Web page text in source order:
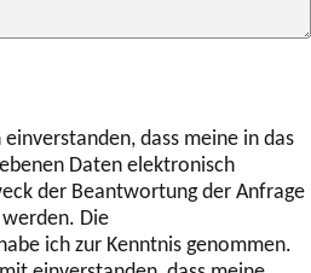
dass meine in das
Daten elektronisch
der Beantwortung der Anfrage
Die
ich zur Kenntnis genommen.